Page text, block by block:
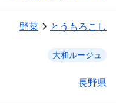
野菜 とうもろこし
大和ルージュ
長野県